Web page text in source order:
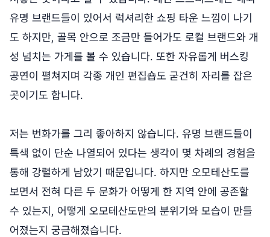
유명 브랜드들이 있어서 럭셔리한 쇼핑 타운 느낌이 나기
도 하지만, 골목 안으로 조금만 들어가도 로컬 브랜드와 개
성 넘치는 가게를 볼 수 있습니다. 또한 자유롭게 버스킹
공연이 펼쳐지며 각종 개인 편집숍도 굳건히 자리를 잡은
곳이기도 합니다.
저는 번화가를 그리 좋아하지 않습니다. 유명 브랜드들이
특색 없이 단순 나열되어 있다는 생각이 몇 차례의 경험을
통해 강렬하게 남았기 때문입니다. 하지만 오모테산도를
보면서 전혀 다른 두 문화가 어떻게 한 지역 안에 공존할
수 있는지, 어떻게 오모테산도만의 분위기와 모습이 만들
어졌는지 궁금해졌습니다.